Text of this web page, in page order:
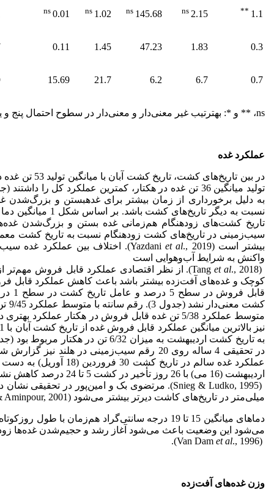
1.1
**
2.15
145.68
1.02
0.01
0.3
1.83
47.23
1.45
0.11
0.7
6.7
6.2
21.7
15.69
ns، ** و *: به­ترتیب غیر معنی‌دار و معنی‌دار در سطوح احتمال پنج و یک درصد
عملکرد غده
در بین
به دلیل برخورداری از زمان بیشتر برای غده­بستن و بزرگ‌شدن
نسبت به دیگر
تاریخ کشت‌های زودهنگام هم‌زمانی غده بستن و بزرگ‌شدن
سیب‌زمینی در تاریخ‌های کشت زودهنگام نسبت به تاریخ کشت
بیشتر است (Yazdani
et al
., 2019). اختلاف بین عملکرد غده
واکنش به شرایط آب‌وهوایی است
(Tang
et al
., 2018). از نظر اقتصادی عملکرد قابل فروش
کوچک و غده‌های آفت‌زده بیشتر باشد باعث کاهش عملکرد
در تحقیقی 4 ساله روی 20 رقم سیب‌زمینی در
اردیبهشت (16 می) با 26 روز تأخیر در کشت 5 تا 24 درصد کاهش نشان داد
میلی‌متر در تاریخ‌های کاشت دیرتر بیشتر می‌شود (Mortazavibak & Aminpour, 2001).
دماهای میانگین 15 تا 19 درجه سانتی‌گراد هم‌زمان
می‌شود این وضعیت باعث می‌شود آغاز رشد و حجیم‌شدن غده‌ها
(Van Dam
et al., 1996).
وزن غده‌های آفت‌زده